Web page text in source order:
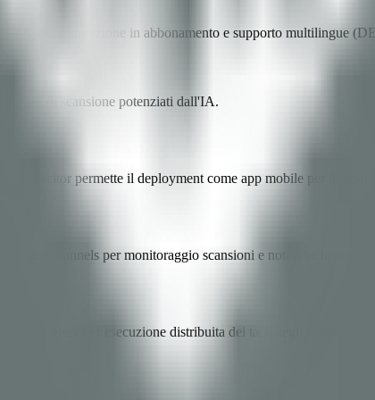
tenant, fatturazione in abbonamento e supporto multilingue
agenti di scansione potenziati dall'IA.
Capacitor permette il deployment come app mobile per il
Channels per monitoraggio scansioni e notifiche in tempo
e Celery per esecuzione distribuita dei task degli agenti di